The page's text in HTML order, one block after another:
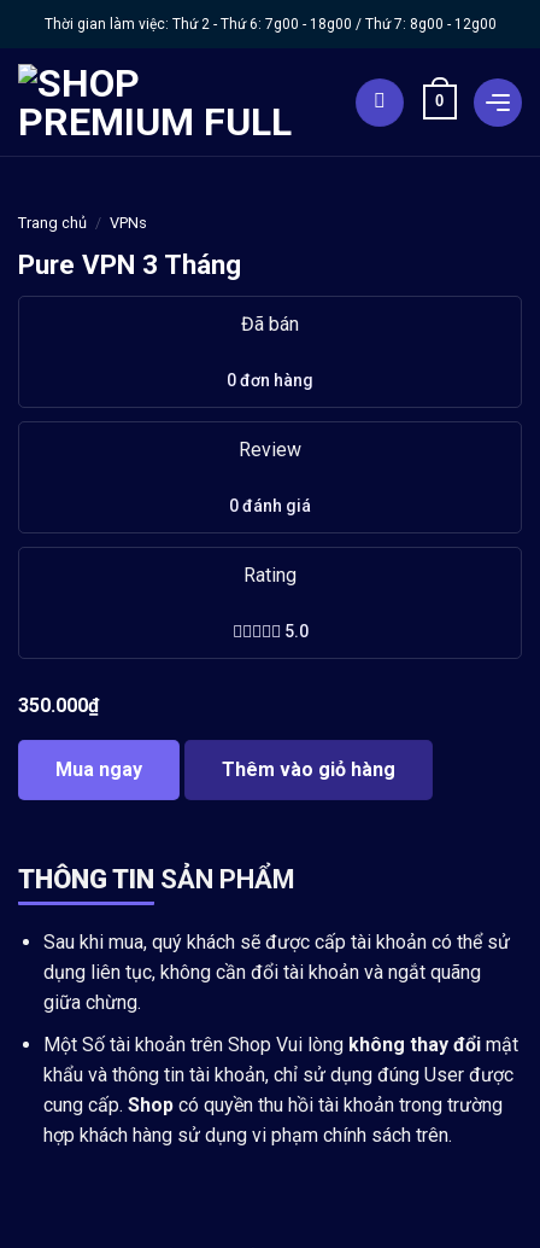
Chuyển
nội
dung
Thời gian làm việc: Thứ 2 - Thứ 6: 7g00 - 18g00 / Thứ 7: 8g00 - 12g00
0
Trang chủ / VPNs
Pure VPN 3 Tháng
Đã bán
0 đơn hàng
Review
0 đánh giá
Rating
5.0
350.000₫
Mua ngay Thêm vào giỏ hàng
THÔNG TIN SẢN PHẨM
Sau khi mua, quý khách sẽ được cấp tài khoản có thể sử
dụng liên tục, không cần đổi tài khoản và ngắt quãng
giữa chừng.
Một Số tài khoản trên Shop Vui lòng không thay đổimật
khẩu và thông tin tài khoản, chỉ sử dụng đúng User được
cung cấp. Shopcó quyền thu hồi tài khoản trong trường
hợp khách hàng sử dụng vi phạm chính sách trên.